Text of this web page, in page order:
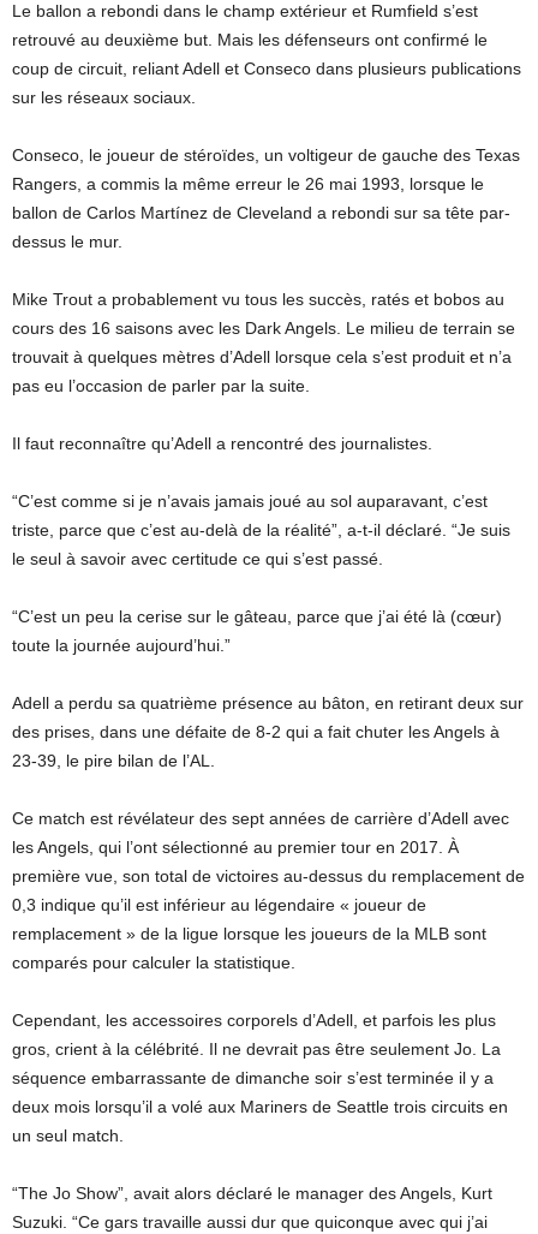
Le ballon a rebondi dans le champ extérieur et Rumfield s’est
retrouvé au deuxième but. Mais les défenseurs ont confirmé le
coup de circuit, reliant Adell et Conseco dans plusieurs publications
sur les réseaux sociaux.
Conseco, le joueur de stéroïdes, un voltigeur de gauche des Texas
Rangers, a commis la même erreur le 26 mai 1993, lorsque le
ballon de Carlos Martínez de Cleveland a rebondi sur sa tête par-
dessus le mur.
Mike Trout a probablement vu tous les succès, ratés et bobos au
cours des 16 saisons avec les Dark Angels. Le milieu de terrain se
trouvait à quelques mètres d’Adell lorsque cela s’est produit et n’a
pas eu l’occasion de parler par la suite.
Il faut reconnaître qu’Adell a rencontré des journalistes.
“C’est comme si je n’avais jamais joué au sol auparavant, c’est
triste, parce que c’est au-delà de la réalité”, a-t-il déclaré. “Je suis
le seul à savoir avec certitude ce qui s’est passé.
“C’est un peu la cerise sur le gâteau, parce que j’ai été là (cœur)
toute la journée aujourd’hui.”
Adell a perdu sa quatrième présence au bâton, en retirant deux sur
des prises, dans une défaite de 8-2 qui a fait chuter les Angels à
23-39, le pire bilan de l’AL.
Ce match est révélateur des sept années de carrière d’Adell avec
les Angels, qui l’ont sélectionné au premier tour en 2017. À
première vue, son total de victoires au-dessus du remplacement de
0,3 indique qu’il est inférieur au légendaire « joueur de
remplacement » de la ligue lorsque les joueurs de la MLB sont
comparés pour calculer la statistique.
Cependant, les accessoires corporels d’Adell, et parfois les plus
gros, crient à la célébrité. Il ne devrait pas être seulement Jo. La
séquence embarrassante de dimanche soir s’est terminée il y a
deux mois lorsqu’il a volé aux Mariners de Seattle trois circuits en
un seul match.
“The Jo Show”, avait alors déclaré le manager des Angels, Kurt
Suzuki. “Ce gars travaille aussi dur que quiconque avec qui j’ai